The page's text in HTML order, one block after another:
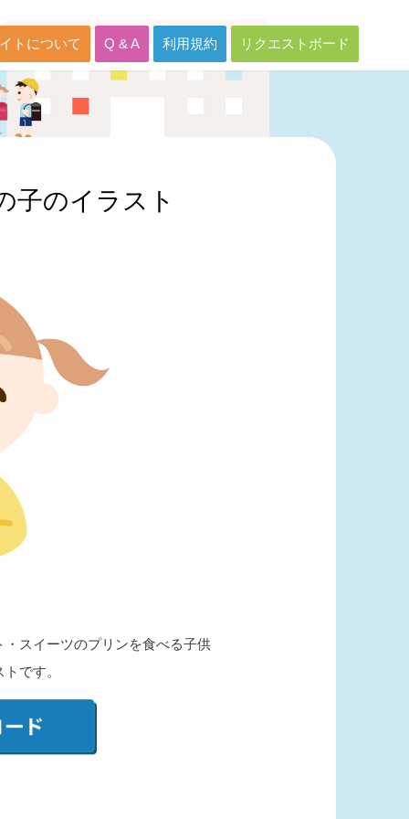
トについて Q & A 利用規約 リクエストボード
子のイラスト
スイーツのプリンを食べる子供
です。